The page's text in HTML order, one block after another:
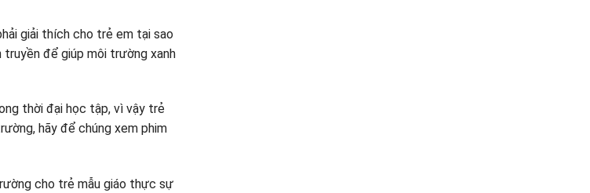
giải thích cho trẻ em tại sao
truyền để giúp môi trường xanh
thời đại học tập, vì vậy trẻ
hãy để chúng xem phim
cho trẻ mẫu giáo thực sự